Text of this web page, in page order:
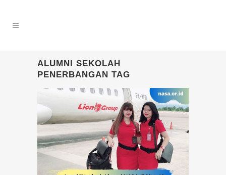
ALUMNI SEKOLAH
PENERBANGAN TAG